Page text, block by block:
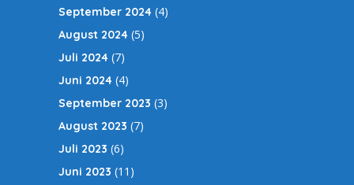
September 2024 (4)
August 2024 (5)
Juli 2024 (7)
Juni 2024 (4)
September 2023 (3)
August 2023 (7)
Juli 2023 (6)
Juni 2023 (11)